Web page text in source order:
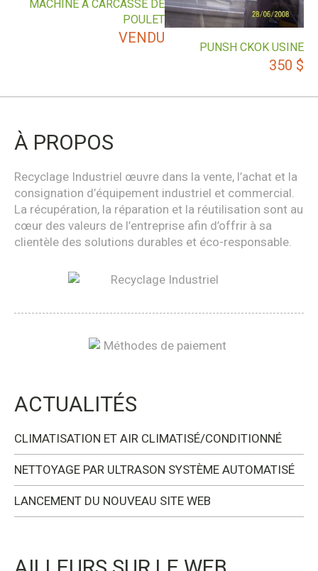
PUNSH CKOK USINE
350 $
MACHINE À CARCASSE DE
POULET
VENDU
À PROPOS
Recyclage Industriel œuvre dans la vente, l’achat et la
consignation d’équipement industriel et commercial.
La récupération, la réparation et la réutilisation sont au
cœur des valeurs de l’entreprise afin d’offrir à sa
clientèle des solutions durables et éco-responsable.
ACTUALITÉS
CLIMATISATION ET AIR CLIMATISÉ/CONDITIONNÉ
NETTOYAGE PAR ULTRASON SYSTÈME AUTOMATISÉ
LANCEMENT DU NOUVEAU SITE WEB